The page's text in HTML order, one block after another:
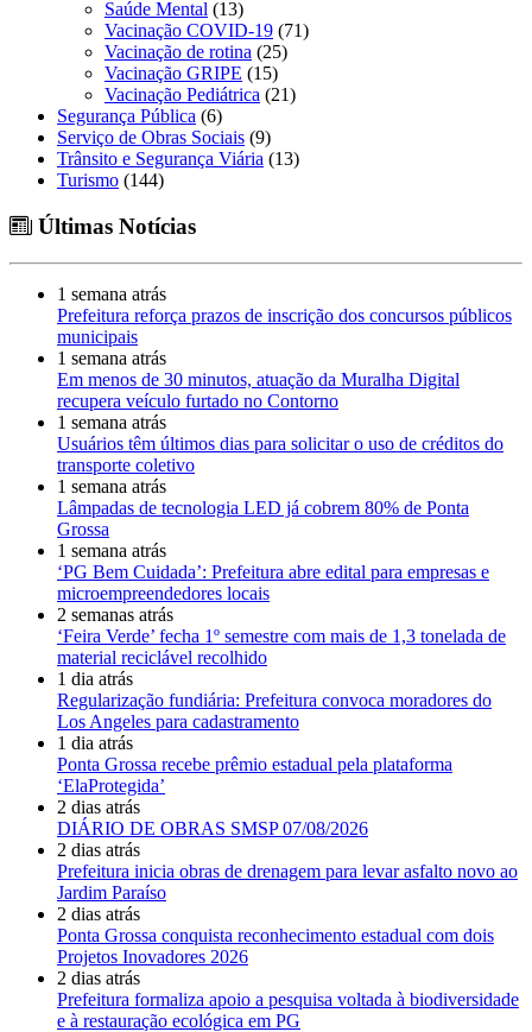
Saúde Mental (13)
Vacinação COVID-19 (71)
Vacinação de rotina (25)
Vacinação GRIPE (15)
Vacinação Pediátrica (21)
Segurança Pública (6)
Serviço de Obras Sociais (9)
Trânsito e Segurança Viária (13)
Turismo (144)
Últimas Notícias
1 semana atrás
Prefeitura reforça prazos de inscrição dos concursos públicos
municipais
1 semana atrás
Em menos de 30 minutos, atuação da Muralha Digital
recupera veículo furtado no Contorno
1 semana atrás
Usuários têm últimos dias para solicitar o uso de créditos do
transporte coletivo
1 semana atrás
Lâmpadas de tecnologia LED já cobrem 80% de Ponta
Grossa
1 semana atrás
‘PG Bem Cuidada’: Prefeitura abre edital para empresas e
microempreendedores locais
2 semanas atrás
‘Feira Verde’ fecha 1º semestre com mais de 1,3 tonelada de
material reciclável recolhido
1 dia atrás
Regularização fundiária: Prefeitura convoca moradores do
Los Angeles para cadastramento
1 dia atrás
Ponta Grossa recebe prêmio estadual pela plataforma
‘ElaProtegida’
2 dias atrás
DIÁRIO DE OBRAS SMSP 07/08/2026
2 dias atrás
Prefeitura inicia obras de drenagem para levar asfalto novo ao
Jardim Paraíso
2 dias atrás
Ponta Grossa conquista reconhecimento estadual com dois
Projetos Inovadores 2026
2 dias atrás
Prefeitura formaliza apoio a pesquisa voltada à biodiversidade
e à restauração ecológica em PG